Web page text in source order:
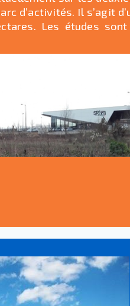
d’activités. Il s’agit
Les études